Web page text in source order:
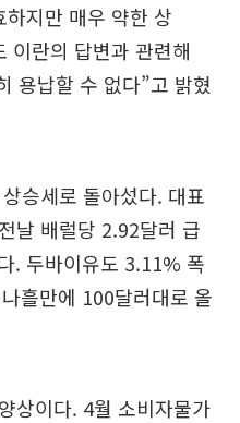
지만 매우 약한 상
이란의 답변과 관련해
용납할 수 없다”고 밝혔
승세로 돌아섰다. 대표
날 배럴당 2.92달러 급
. 두바이유도 3.11% 폭
흘만에 100달러대로 올
상이다. 4월 소비자물가